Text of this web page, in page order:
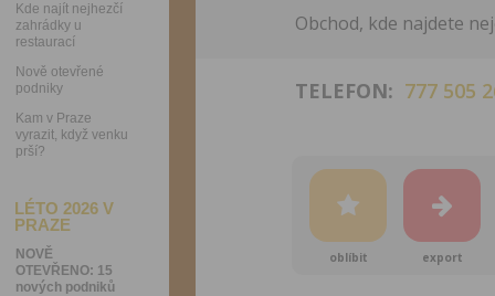
Kde najít nejhezčí
zahrádky u
restaurací
Nově otevřené
podniky
Kam v Praze
vyrazit, když venku
prší?
LÉTO 2026 V
PRAZE
NOVĚ
OTEVŘENO: 15
nových podniků
Obchod, kde najdete
TELEFON: 777 505
oblíbit export